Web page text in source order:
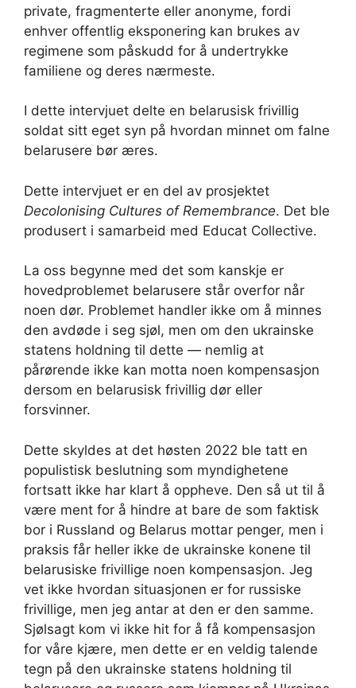
private, fragmenterte eller anonyme, fordi
enhver offentlig eksponering kan brukes av
regimene som påskudd for å undertrykke
familiene og deres nærmeste.
I dette intervjuet delte en belarusisk frivillig
soldat sitt eget syn på hvordan minnet om falne
belarusere bør æres.
Dette intervjuet er en del av prosjektet
Decolonising Cultures of Remembrance. Det ble
produsert i samarbeid med Educat Collective.
La oss begynne med det som kanskje er
hovedproblemet belarusere står overfor når
noen dør. Problemet handler ikke om å minnes
den avdøde i seg sjøl, men om den ukrainske
statens holdning til dette — nemlig at
pårørende ikke kan motta noen kompensasjon
dersom en belarusisk frivillig dør eller
forsvinner.
Dette skyldes at det høsten 2022 ble tatt en
populistisk beslutning som myndighetene
fortsatt ikke har klart å oppheve. Den så ut til å
være ment for å hindre at bare de som faktisk
bor i Russland og Belarus mottar penger, men i
praksis får heller ikke de ukrainske konene til
belarusiske frivillige noen kompensasjon. Jeg
vet ikke hvordan situasjonen er for russiske
frivillige, men jeg antar at den er den samme.
Sjølsagt kom vi ikke hit for å få kompensasjon
for våre kjære, men dette er en veldig talende
tegn på den ukrainske statens holdning til